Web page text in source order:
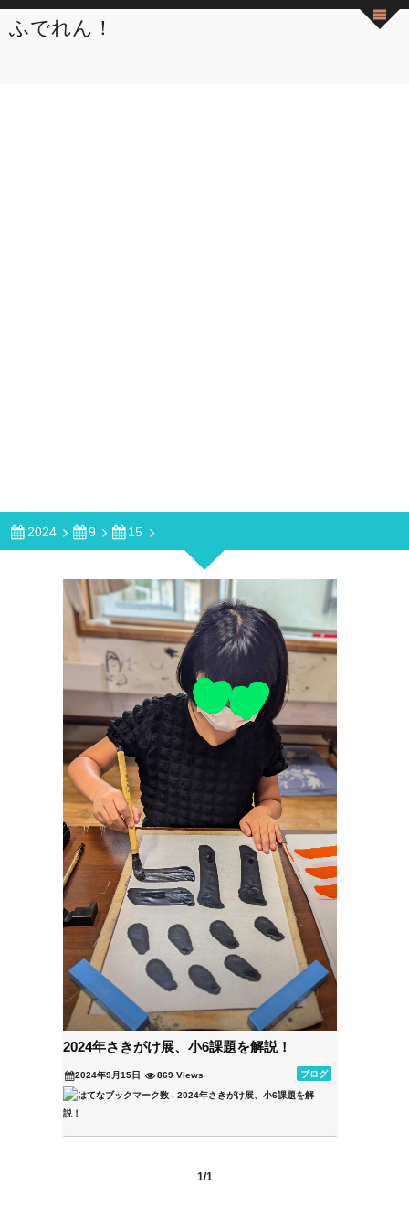
ふでれん！
2024 9 15
2024年さきがけ展、小6課題を解説！
2024年9月15日 ブログ
869 Views
1/1